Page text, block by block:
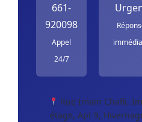
661-
920098
Appel
24/7
Rue Imam Chafii,
étage, Apt 9,